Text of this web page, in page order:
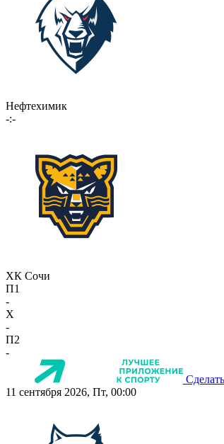
Нефтехимик
-:-
ХК Сочи
П1
-
X
-
П2
-
11 сентября 2026, Пт, 00:00